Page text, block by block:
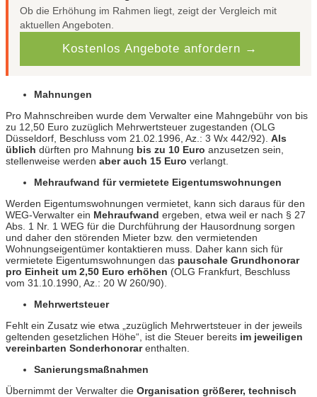
Ob die Erhöhung im Rahmen liegt, zeigt der Vergleich mit
aktuellen Angeboten.
Kostenlos Angebote anfordern →
Mahnungen
Pro Mahnschreiben wurde dem Verwalter eine Mahngebühr von bis
zu 12,50 Euro zuzüglich Mehrwertsteuer zugestanden (OLG
Düsseldorf, Beschluss vom 21.02.1996, Az.: 3 Wx 442/92). Als
üblich dürften pro Mahnung bis zu 10 Euro anzusetzen sein,
stellenweise werden aber auch 15 Euro verlangt.
Mehraufwand für vermietete Eigentumswohnungen
Werden Eigentumswohnungen vermietet, kann sich daraus für den
WEG-Verwalter ein Mehraufwand ergeben, etwa weil er nach § 27
Abs. 1 Nr. 1 WEG für die Durchführung der Hausordnung sorgen
und daher den störenden Mieter bzw. den vermietenden
Wohnungseigentümer kontaktieren muss. Daher kann sich für
vermietete Eigentumswohnungen das pauschale Grundhonorar
pro Einheit um 2,50 Euro erhöhen (OLG Frankfurt, Beschluss
vom 31.10.1990, Az.: 20 W 260/90).
Mehrwertsteuer
Fehlt ein Zusatz wie etwa „zuzüglich Mehrwertsteuer in der jeweils
geltenden gesetzlichen Höhe“, ist die Steuer bereits im jeweiligen
vereinbarten Sonderhonorarenthalten.
Sanierungsmaßnahmen
Übernimmt der Verwalter die Organisation größerer, technisch